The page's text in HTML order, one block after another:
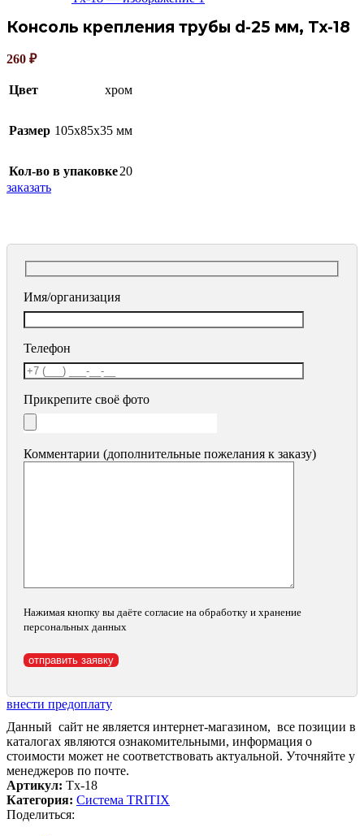
Консоль крепления трубы d-25 мм, Tx-18
260 ₽
Цвет хром
Размер 105х85х35 мм
Кол-во в упаковке20
заказать
Имя/организация
Телефон
Прикрепите своё фото
Комментарии (дополнительные пожелания к заказу)
Нажимая кнопку вы даёте согласие на обработку и хранение
персональных данных
внести предоплату
Данный сайт не является интернет-магазином, все позиции в
каталогах являются ознакомительными, информация о
стоимости может не соответствовать актуальной. Уточняйте у
менеджеров по почте.
Артикул: Tx-18
Категория: Система TRITIX
Поделиться: